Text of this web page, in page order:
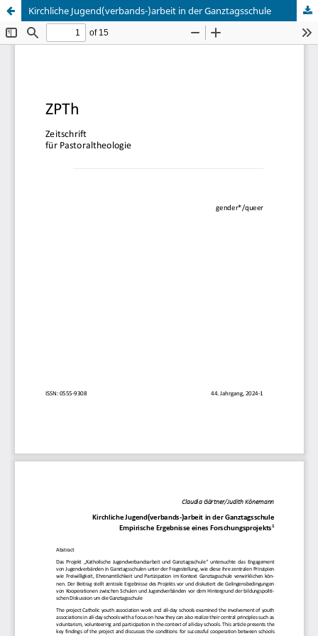
Kirchliche Jugend(verbands-)arbeit in der Ganztagsschule